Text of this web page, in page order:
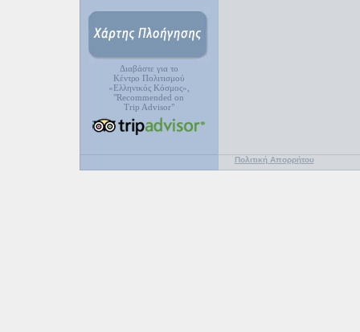
Διαβάστε για το
Κέντρο Πολιτισμού
«Ελληνικός Κόσμος»,
"Recommended on
Trip Advisor"
Πολιτική Απορρήτου